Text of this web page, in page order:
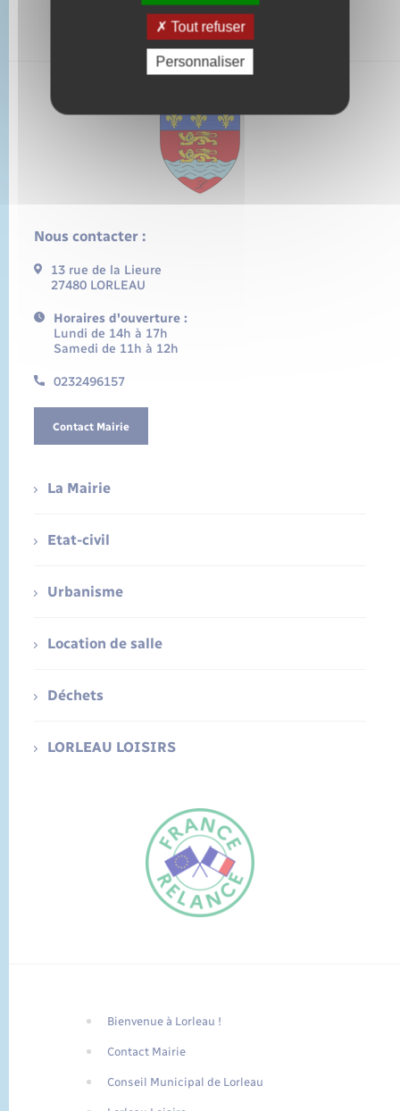
Traduction du
FR
Nous contacter :
13 rue de la Lieure
27480 LORLEAU
Horaires d'ouverture :
Lundi de 14h à 17h
Samedi de 11h à 12h
0232496157
Contact Mairie
La Mairie
Etat-civil
Urbanisme
Location de salle
Déchets
LORLEAU LOISIRS
Bienvenue à Lorleau !
Contact Mairie
Conseil Municipal de Lorleau
Tout refuser
Personnaliser